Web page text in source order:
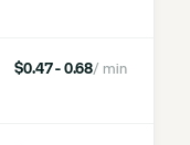
$0.47 - 0.68/ min